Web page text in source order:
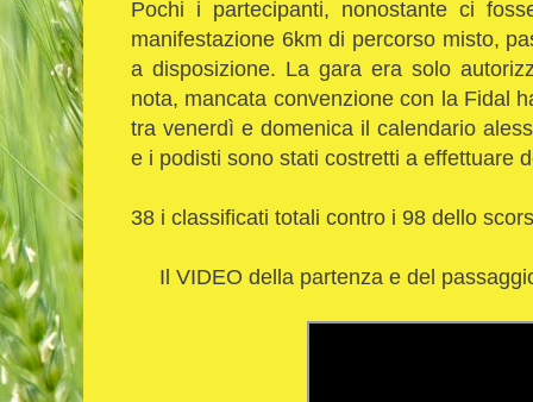
Pochi i partecipanti, nonostante ci
manifestazione 6km di percorso misto,
a disposizione. La gara era solo
nota, mancata convenzione con la Fidal
tra venerdì e domenica il calendario
e i podisti sono stati costretti a effettuare
38 i classificati totali contro i 98 dello
Il VIDEO della partenza e del